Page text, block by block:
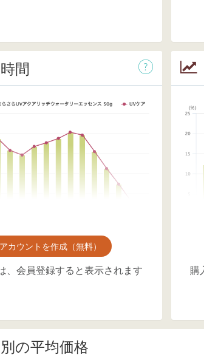
間
アカウントを作成（無料）
、会員登録すると表示されます 購
の平均価格